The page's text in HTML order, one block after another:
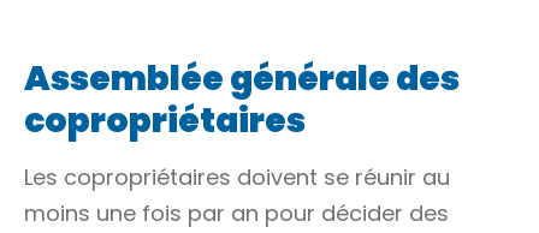
Assemblée générale des
copropriétaires
Les copropriétaires doivent se réunir au
moins une fois par an pour décider des